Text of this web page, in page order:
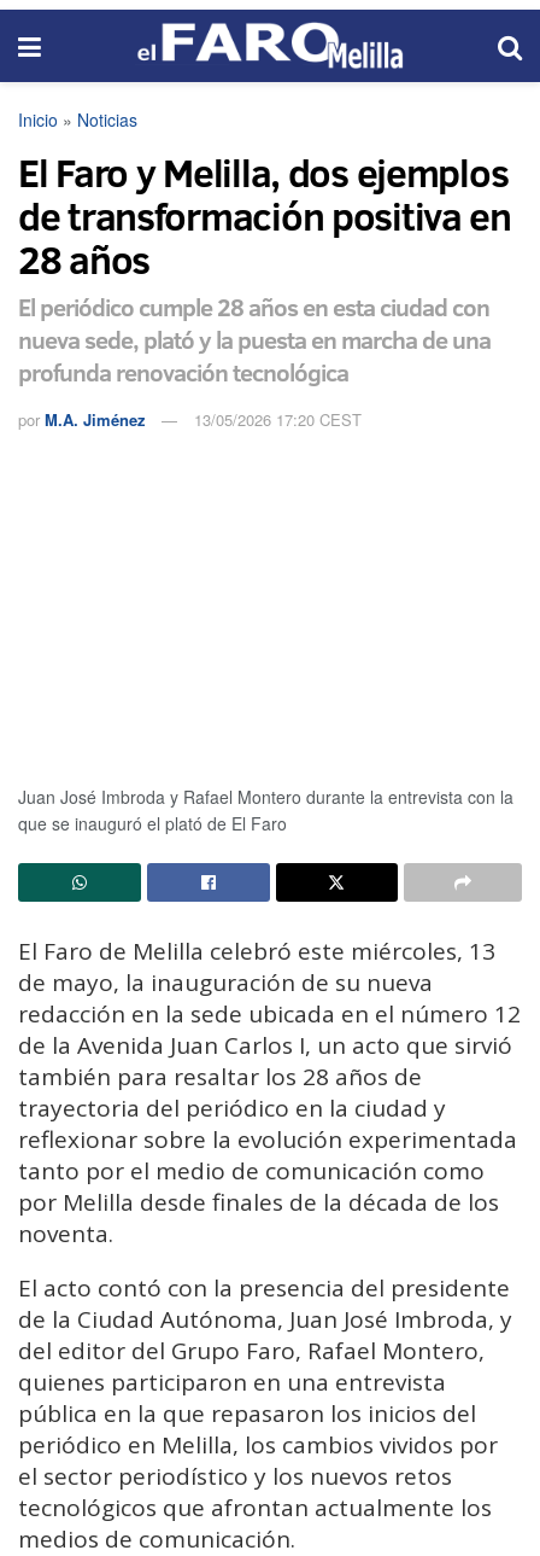
Inicio » Noticias
El Faro y Melilla, dos ejemplos
de transformación positiva en
28 años
El periódico cumple 28 años en esta ciudad con
nueva sede, plató y la puesta en marcha de una
profunda renovación tecnológica
por M.A. Jiménez 13/05/2026 17:20 CEST
Juan José Imbroda y Rafael Montero durante la entrevista con la
que se inauguró el plató de El Faro
El Faro de Melilla celebró este miércoles, 13
de mayo, la inauguración de su nueva
redacción en la sede ubicada en el número 12
de la Avenida Juan Carlos I, un acto que sirvió
también para resaltar los 28 años de
trayectoria del periódico en la ciudad y
reflexionar sobre la evolución experimentada
tanto por el medio de comunicación como
por Melilla desde finales de la década de los
noventa.
El acto contó con la presencia del presidente
de la Ciudad Autónoma, Juan José Imbroda, y
del editor del Grupo Faro, Rafael Montero,
quienes participaron en una entrevista
pública en la que repasaron los inicios del
periódico en Melilla, los cambios vividos por
el sector periodístico y los nuevos retos
tecnológicos que afrontan actualmente los
medios de comunicación.